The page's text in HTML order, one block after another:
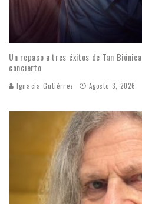
Un repaso a tres éxitos de Tan
concierto
Ignacia Gutiérrez Agosto 3, 2026